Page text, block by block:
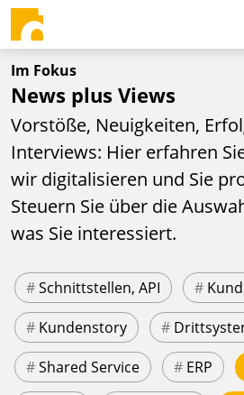
Im Fokus
News plus Views
Vorstöße, Neuigkeiten,
Interviews: Hier erfahren
wir digitalisieren und Sie
Steuern Sie über die
was Sie interessiert.
#Schnittstellen, API #
# Kundenstory #
#Shared Service # ERP